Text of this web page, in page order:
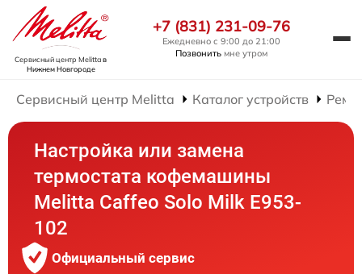
Сервисный центр Melittaв
Нижнем Новгороде
+7 (831) 231-09-76
Ежедневно с 9:00 до 21:00
Позвонить мне утром
Сервисный центр Melitta Каталог устройств
Настройка или замена
термостата кофемашины
Melitta Caffeo Solo Milk E953-
102
Официальный сервис